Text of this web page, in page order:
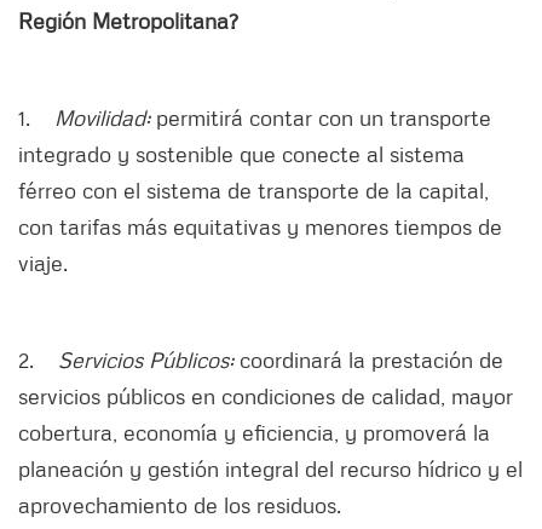
Región Metropolitana?
1. Movilidad:permitirá contar con un transporte
integrado y sostenible que conecte al sistema
férreo con el sistema de transporte de la capital,
con tarifas más equitativas y menores tiempos de
viaje.
2. Servicios Públicos: coordinará la prestación de
servicios públicos en condiciones de calidad, mayor
cobertura, economía y eficiencia, y promoverá la
planeación y gestión integral del recurso hídrico y el
aprovechamiento de los residuos.